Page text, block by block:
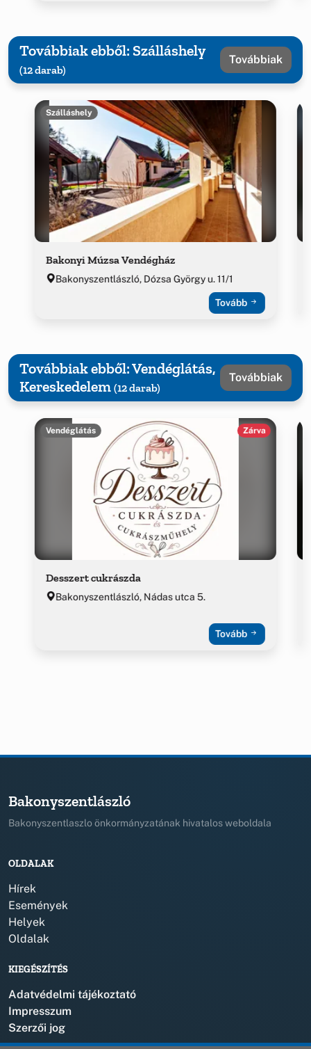
Továbbiak ebből: Szálláshely
(12 darab)
Továbbiak
Szálláshely
Bakonyi Múzsa Vendégház
Bakonyszentlászló, Dózsa György u. 11/1
Tovább
Továbbiak ebből: Vendéglátás,
Kereskedelem (12 darab)
Továbbiak
Vendéglátás Zárva
Desszert cukrászda
Bakonyszentlászló, Nádas utca 5.
Tovább
Bakonyszentlászló
Bakonyszentlaszlo önkormányzatának hivatalos weboldala
OLDALAK
Hírek
Események
Helyek
Oldalak
KIEGÉSZÍTÉS
Adatvédelmi tájékoztató
Impresszum
Szerzői jog